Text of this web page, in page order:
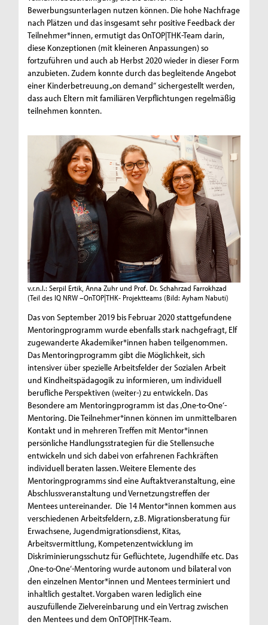
Bewerbungsunterlagen nutzen können. Die hohe Nachfrage
nach Plätzen und das insgesamt sehr positive Feedback der
Teilnehmer*innen, ermutigt das OnTOP|THK-Team darin,
diese Konzeptionen (mit kleineren Anpassungen) so
fortzuführen und auch ab Herbst 2020 wieder in dieser Form
anzubieten. Zudem konnte durch das begleitende Angebot
einer Kinderbetreuung „on demand“ sichergestellt werden,
dass auch Eltern mit familiären Verpflichtungen regelmäßig
teilnehmen konnten.
v.r.n.l.: Serpil Ertik, Anna Zuhr und Prof. Dr. Schahrzad Farrokhzad
(Teil des IQ NRW –OnTOP|THK- Projektteams (Bild: Ayham Nabuti)
Das von September 2019 bis Februar 2020 stattgefundene
Mentoringprogramm wurde ebenfalls stark nachgefragt, Elf
zugewanderte Akademiker*innen haben teilgenommen.
Das Mentoringprogramm gibt die Möglichkeit, sich
intensiver über spezielle Arbeitsfelder der Sozialen Arbeit
und Kindheitspädagogik zu informieren, um individuell
berufliche Perspektiven (weiter-) zu entwickeln. Das
Besondere am Mentoringprogramm ist das ‚One-to-One‘-
Mentoring. Die Teilnehmer*innen können im unmittelbaren
Kontakt und in mehreren Treffen mit Mentor*innen
persönliche Handlungsstrategien für die Stellensuche
entwickeln und sich dabei von erfahrenen Fachkräften
individuell beraten lassen. Weitere Elemente des
Mentoringprogramms sind eine Auftaktveranstaltung, eine
Abschlussveranstaltung und Vernetzungstreffen der
Mentees untereinander. Die 14 Mentor*innen kommen aus
verschiedenen Arbeitsfeldern, z.B. Migrationsberatung für
Erwachsene, Jugendmigrationsdienst, Kitas,
Arbeitsvermittlung, Kompetenzentwicklung im
Diskriminierungsschutz für Geflüchtete, Jugendhilfe etc. Das
‚One-to-One‘-Mentoring wurde autonom und bilateral von
den einzelnen Mentor*innen und Mentees terminiert und
inhaltlich gestaltet. Vorgaben waren lediglich eine
auszufüllende Zielvereinbarung und ein Vertrag zwischen
den Mentees und dem OnTOP|THK-Team.